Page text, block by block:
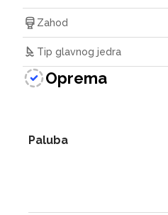
Zahod
Tip glavnog jedra
Oprema
Paluba